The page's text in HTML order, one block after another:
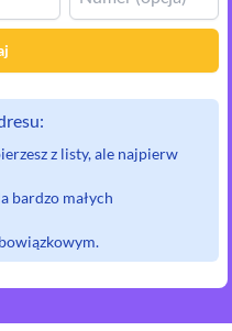
z listy, ale najpierw
bardzo małych